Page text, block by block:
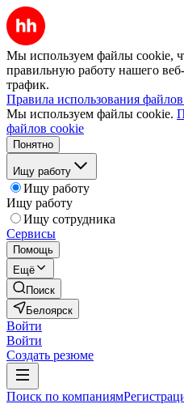
Мы используем файлы cookie,
правильную работу нашего
трафик.
Правила использования
Мы используем файлы cookie.
файлов cookie
Понятно
Ищу работу
Ищу работу
Ищу работу
Ищу сотрудника
Сервисы
Помощь
Ещё
Поиск
Белоярск
Войти
Войти
Создать резюме
Поиск по компаниям